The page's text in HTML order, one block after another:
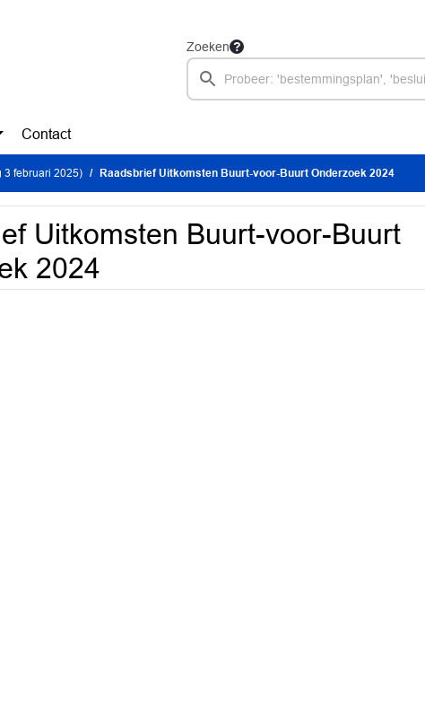
Zoeken
Contact
3 februari 2025) Raadsbrief Uitkomsten Buurt-voor-Buurt Onderzoek 2024
Uitkomsten Buurt-voor-Buurt
2024